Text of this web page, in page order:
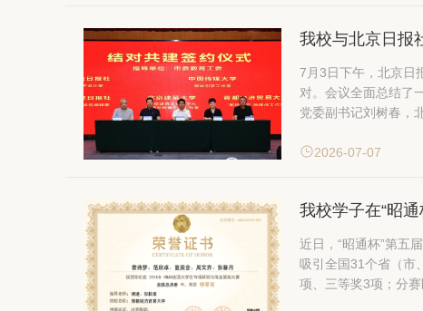
我校与北京日报
7月3日下午，北京日
对。会议全面总结了
党委副书记刘树春，
2026-07-07
我校学子在“昭
近日，“昭通杯”第五
吸引全国31个省（市、自治区、直辖市
项、三等奖3项；分